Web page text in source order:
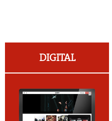
DIGITAL